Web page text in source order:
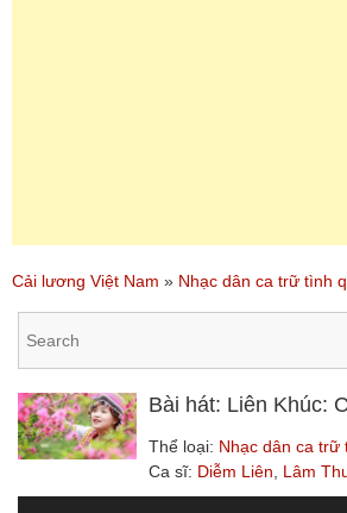
Cải lương Việt Nam » Nhạc dân ca trữ tình
Bài hát: Liên Khúc:
Thể loại: Nhạc dân ca trữ
Ca sĩ: Diễm Liên Lâm